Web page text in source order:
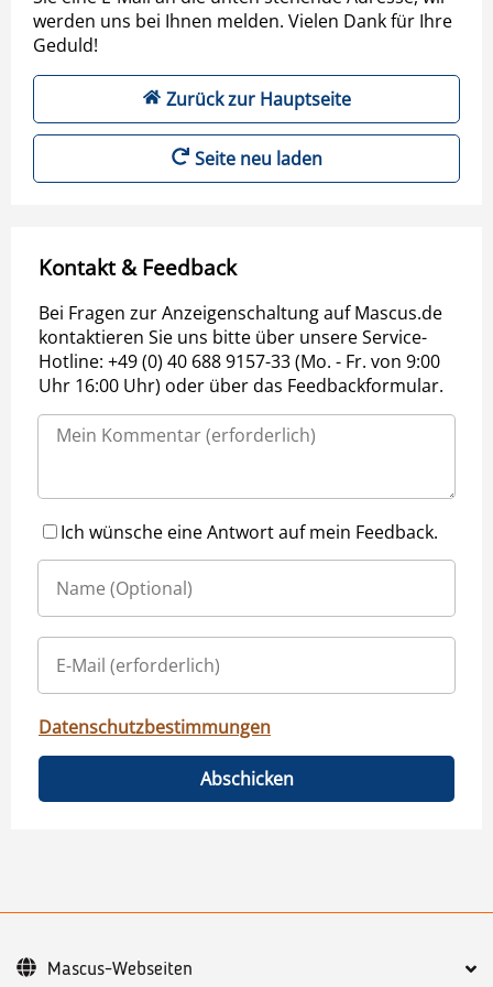
werden uns bei Ihnen melden. Vielen Dank für Ihre
Geduld!
Zurück zur Hauptseite
Seite neu laden
Kontakt & Feedback
Bei Fragen zur Anzeigenschaltung auf Mascus.de
kontaktieren Sie uns bitte über unsere Service-
Hotline: +49 (0) 40 688 9157-33 (Mo. - Fr. von 9:00
Uhr 16:00 Uhr) oder über das Feedbackformular.
Ich wünsche eine Antwort auf mein Feedback.
Datenschutzbestimmungen
Abschicken
Mascus-Webseiten